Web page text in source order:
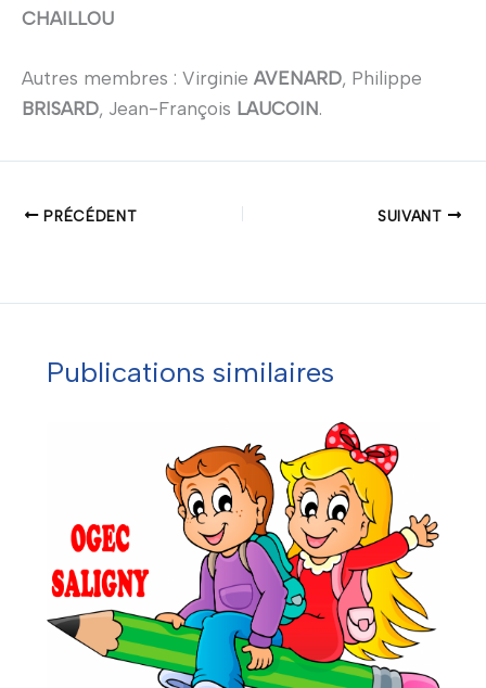
CHAILLOU
Autres membres : Virginie AVENARD, Philippe
BRISARD, Jean-François LAUCOIN.
PRÉCÉDENT SUIVANT
Publications similaires